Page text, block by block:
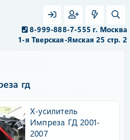
8-999-888-7-555 г. Москва
1-я Тверская-Ямская 25 стр. 2
гд
Х-усилитель
Импреза ГД 2001-
2007